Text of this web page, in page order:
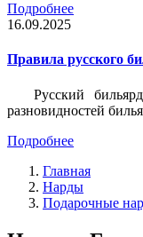
Подробнее
16.09.2025
Правила русского
Русский
разновидностей
Подробнее
Главная
Нарды
Подарочные